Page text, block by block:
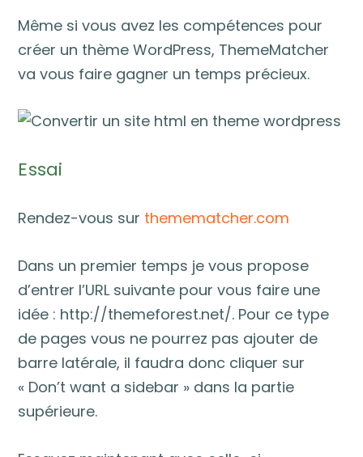
Même si vous avez les compétences pour
créer un thème WordPress, ThemeMatcher
va vous faire gagner un temps précieux.
Essai
Rendez-vous sur themematcher.com
Dans un premier temps je vous propose
d’entrer l’URL suivante pour vous faire une
idée : http://themeforest.net/. Pour ce type
de pages vous ne pourrez pas ajouter de
barre latérale, il faudra donc cliquer sur
« Don’t want a sidebar » dans la partie
supérieure.